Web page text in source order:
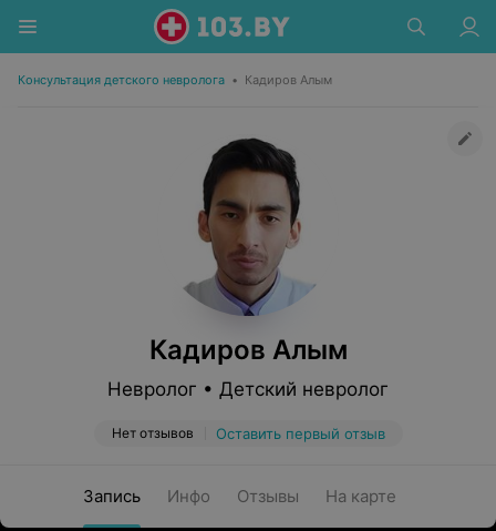
Консультация детского невролога • Кадиров Алым
Кадиров Алым
Невролог • Детский невролог
Нет отзывов Оставить первый отзыв
Запись Инфо Отзывы На карте